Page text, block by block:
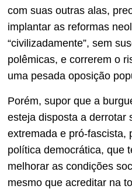
com suas outras alas,
implantar as reformas
“civilizadamente”, sem
polêmicas, e correrem o
uma pesada oposição
Porém, supor que a
esteja disposta a derrotar
extremada e pró-fascista,
política democrática, que
melhorar as condições
mesmo que acreditar na